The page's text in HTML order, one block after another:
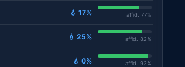
💧 17% affid. 77%
💧 25% affid. 82%
💧 0% affid. 92%